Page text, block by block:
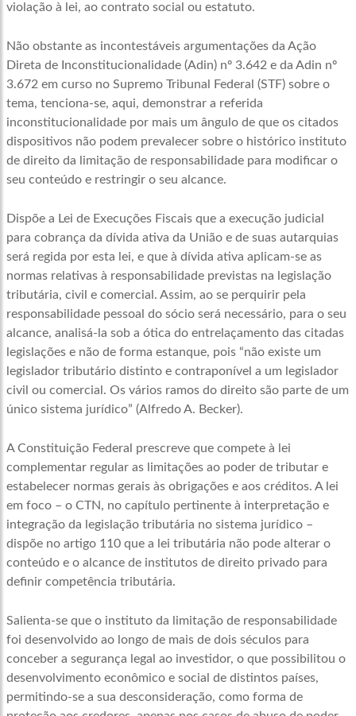
violação à lei, ao contrato social ou estatuto.
Não obstante as incontestáveis argumentações da Ação
Direta de Inconstitucionalidade (Adin) nº 3.642 e da Adin nº
3.672 em curso no Supremo Tribunal Federal (STF) sobre o
tema, tenciona-se, aqui, demonstrar a referida
inconstitucionalidade por mais um ângulo de que os citados
dispositivos não podem prevalecer sobre o histórico instituto
de direito da limitação de responsabilidade para modificar o
seu conteúdo e restringir o seu alcance.
Dispõe a Lei de Execuções Fiscais que a execução judicial
para cobrança da dívida ativa da União e de suas autarquias
será regida por esta lei, e que à dívida ativa aplicam-se as
normas relativas à responsabilidade previstas na legislação
tributária, civil e comercial. Assim, ao se perquirir pela
responsabilidade pessoal do sócio será necessário, para o seu
alcance, analisá-la sob a ótica do entrelaçamento das citadas
legislações e não de forma estanque, pois “não existe um
legislador tributário distinto e contraponível a um legislador
civil ou comercial. Os vários ramos do direito são parte de um
único sistema jurídico” (Alfredo A. Becker).
A Constituição Federal prescreve que compete à lei
complementar regular as limitações ao poder de tributar e
estabelecer normas gerais às obrigações e aos créditos. A lei
em foco – o CTN, no capítulo pertinente à interpretação e
integração da legislação tributária no sistema jurídico –
dispõe no artigo 110 que a lei tributária não pode alterar o
conteúdo e o alcance de institutos de direito privado para
definir competência tributária.
Salienta-se que o instituto da limitação de responsabilidade
foi desenvolvido ao longo de mais de dois séculos para
conceber a segurança legal ao investidor, o que possibilitou o
desenvolvimento econômico e social de distintos países,
permitindo-se a sua desconsideração, como forma de